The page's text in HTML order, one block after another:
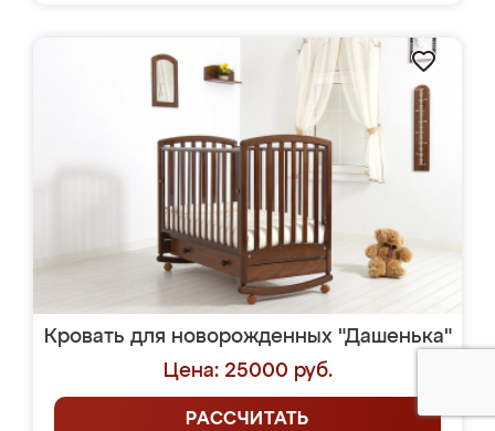
Кровать для новорожденных "Дашенька"
Цена: 25000 руб.
РАССЧИТАТЬ